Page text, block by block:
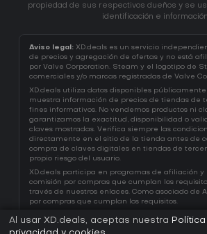
propiedad de sus respectivos dueños y se
identificación e
Aviso legal: XD.deals es un servicio
de precios y agregación de ofertas y no está
por Valve Corporation. Steam y el logotipo de
comerciales y/o marcas registradas de Valve
XD.deals utiliza datos disponibles
muestra información de precios de tiendas de
fines informativos. No vendemos productos ni
garantizamos la exactitud, disponibilidad o
claves mostradas. Verifica siempre las
directamente en el sitio de la tienda antes de
compra de claves digitales en tiendas de
propio riesgo del usuario.
XD.deals participa en programas de afiliación
comisión por compras que cumplan los
través de nuestros enlaces. Como asociado de
por compras que cumplan los requisitos.
Al usar XD.deals, aceptas nuestra